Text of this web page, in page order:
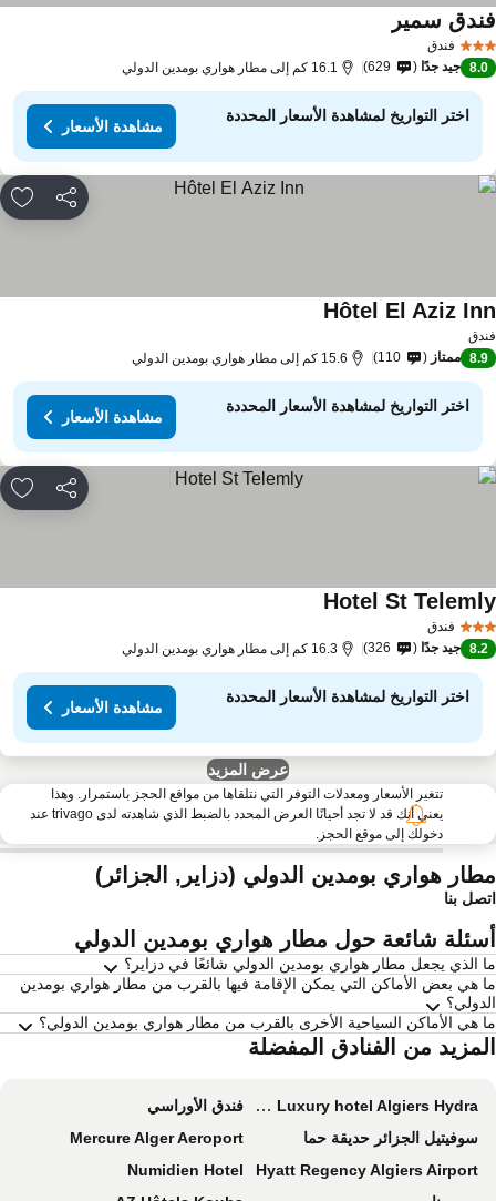
فندق
سمير
8.0 جيد جدًا 629 16.1 كم إلى مطار هواري بومدين الدولي
اختر التواريخ لمشاهدة الأسعار المحددة
مشاهدة الأسعار
مشاركة
Hôtel El Aziz
8.9 ممتاز 110 15.6 كم إلى مطار هواري بومدين الدولي
اختر التواريخ لمشاهدة الأسعار المحددة
مشاهدة الأسعار
مشاركة
فندق
Hotel St
8.2 جيد جدًا 326 16.3 كم إلى مطار هواري بومدين الدولي
اختر التواريخ لمشاهدة الأسعار المحددة
مشاهدة الأسعار
عرض المزيد
تتغير الأسعار ومعدلات التوفر التي نتلقاها من مواقع الحجز باستمرار. وهذا
يعني أنك قد لا تجد أحيانًا العرض المحدد بالضبط الذي شاهدته لدى trivago عند
دخولك إلى موقع الحجز.
هواري بومدين الدولي (دزاير, الجزائر)
بنا
شائعة حول مطار هواري بومدين الدولي
الذي يجعل مطار هواري بومدين الدولي شائعًا في دزاير؟
هي بعض الأماكن التي يمكن الإقامة فيها بالقرب من مطار هواري بومدين
هي الأماكن السياحية الأخرى بالقرب من مطار هواري بومدين الدولي؟
من الفنادق المفضلة
The Legacy Luxury hotel Algiers Hydra
فندق الأوراسي
سوفيتيل الجزائر حديقة حما
Mercure Alger Aeroport
Hyatt Regency Algiers Airport
Numidien Hotel